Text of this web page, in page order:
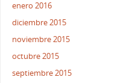
enero 2016
diciembre 2015
noviembre 2015
octubre 2015
septiembre 2015